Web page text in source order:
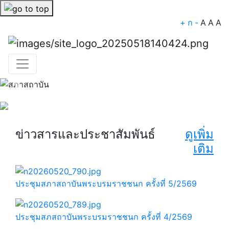
+ ก - A A A
Previous
ข่าวสารและประชาสัมพันธ์
ดูเพิ่ม
เติม
ประชุมสภาสถาบันพระบรมราชชนก ครั้งที่ 5/2569
ประชุมสภสถาบันพระบรมราชชนก ครั้งที่ 4/2569